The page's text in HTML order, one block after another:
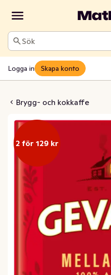
Sök
Logga in Skapa konto
Brygg- och kokkaffe
Mellanrost
2 för 129 kr